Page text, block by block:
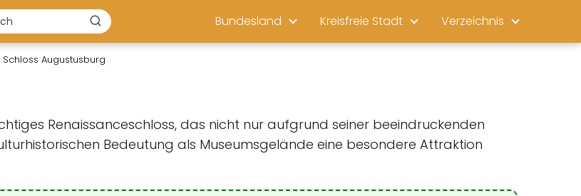
Bundesland Kreisfreie Stadt Verzeichnis
Schloss Augustusburg
Renaissanceschloss, das nicht nur aufgrund seiner beeindruckenden
Bedeutung als Museumsgelände eine besondere Attraktion